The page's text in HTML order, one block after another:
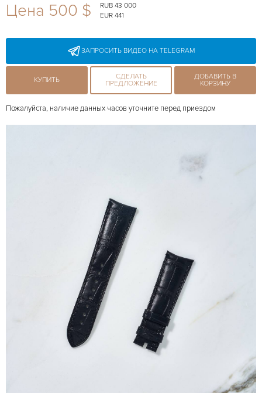
27-44
Цена 500 $
RUB 43 000
EUR 441
ЗАПРОСИТЬ ВИДЕО НА TELEGRAM
КУПИТЬ
СДЕЛАТЬ
ПРЕДЛОЖЕНИЕ
ДОБАВИТЬ В
КОРЗИНУ
Пожалуйста, наличие данных часов уточните перед приездом